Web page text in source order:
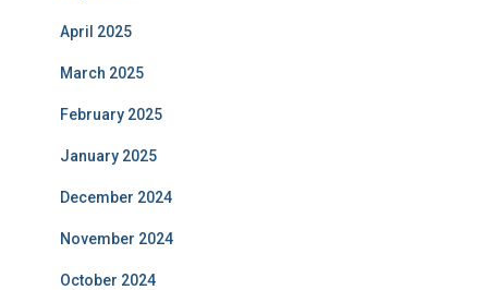
April 2025
March 2025
February 2025
January 2025
December 2024
November 2024
October 2024